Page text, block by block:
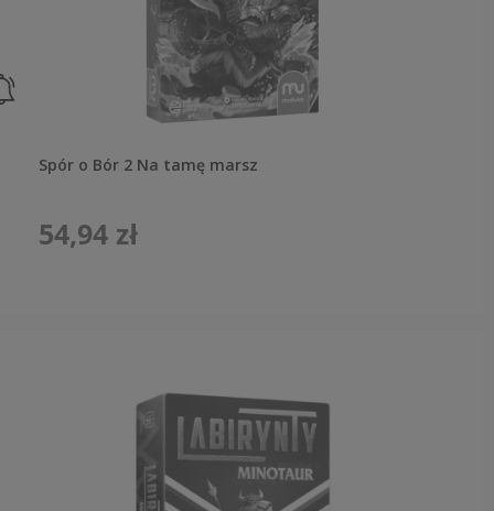
Spór o Bór 2 Na tamę marsz
54,94 zł